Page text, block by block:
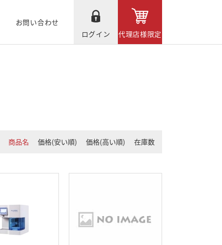
お問い合わせ
ログイン
代理店様限定
商品名 価格(安い順) 価格(高い順) 在庫数